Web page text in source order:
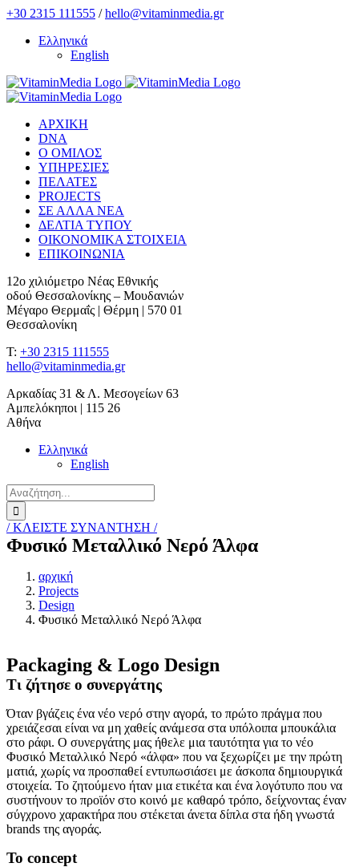
Skip
content
+30 2315 111555 /hello@vitaminmedia.gr
Ελληνικά
English
ΑΡΧΙΚΗ
DNA
Ο ΟΜΙΛΟΣ
ΥΠΗΡΕΣΙΕΣ
ΠΕΛΑΤΕΣ
PROJECTS
ΣΕ ΑΛΛΑ ΝΕΑ
ΔΕΛΤΙΑ ΤΥΠΟΥ
ΟΙΚΟΝΟΜΙΚΑ ΣΤΟΙΧΕΙΑ
ΕΠΙΚΟΙΝΩΝΙΑ
12ο χιλιόμετρο Νέας Εθνικής
οδού Θεσσαλονίκης – Μουδανιών
Μέγαρο Θερμαΐς | Θέρμη | 570 01
Θεσσαλονίκη
T: +30 2315 111555
hello@vitaminmedia.gr
Αρκαδίας 31 & Λ. Μεσογείων 63
Αμπελόκηποι | 115 26
Αθήνα
Ελληνικά
English
Search
for:
/ ΚΛΕΙΣΤΕ ΣΥΝΑΝΤΗΣΗ /
Φυσικό Μεταλλικό Νερό Άλφα
αρχική
Projects
Design
Φυσικό Μεταλλικό Νερό Άλφα
Packaging & Logo Design
Τι ζήτησε ο συνεργάτης
Όταν βγάζεις ένα νέο νερό στην αγορά, το πρώτο πράγμα που
χρειάζεσαι είναι να μη χαθείς ανάμεσα στα υπόλοιπα μπουκάλια
στο ράφι. Ο συνεργάτης μας ήθελε μια ταυτότητα για το νέο
Φυσικό Μεταλλικό Νερό «άλφα» που να ξεχωρίζει με την πρώτη
ματιά, χωρίς να προσπαθεί εντυπωσιάσει με άσκοπα δημιουργικά
στοιχεία. Το ζητούμενο ήταν μια ετικέτα και ένα λογότυπο που να
συστήνουν το προϊόν στο κοινό με καθαρό τρόπο, δείχνοντας έναν
σύγχρονο χαρακτήρα που στέκεται άνετα δίπλα στα ήδη γνωστά
brands της αγοράς.
Το concept